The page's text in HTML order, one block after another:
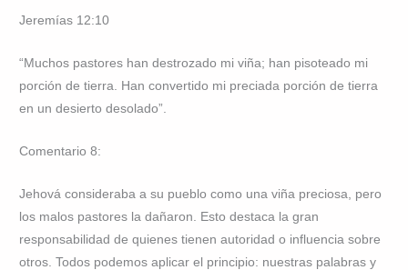
Jeremías 12:10
“Muchos pastores han destrozado mi viña; han pisoteado mi
porción de tierra. Han convertido mi preciada porción de tierra
en un desierto desolado”.
Comentario 8:
Jehová consideraba a su pueblo como una viña preciosa, pero
los malos pastores la dañaron. Esto destaca la gran
responsabilidad de quienes tienen autoridad o influencia sobre
otros. Todos podemos aplicar el principio: nuestras palabras y